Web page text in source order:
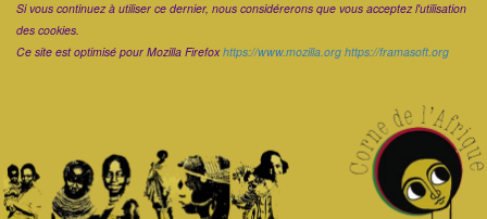
Si vous continuez à utiliser ce dernier, nous considérerons que vous acceptez l'utilisation
des cookies.
Ce site est optimisé pour Mozilla Firefoxhttps://www.mozilla.org https://framasoft.org